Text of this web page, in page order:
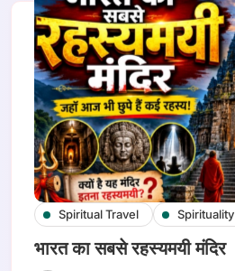
Spiritual Travel Spirituality
भारत का सबसे रहस्यमयी मंदिर